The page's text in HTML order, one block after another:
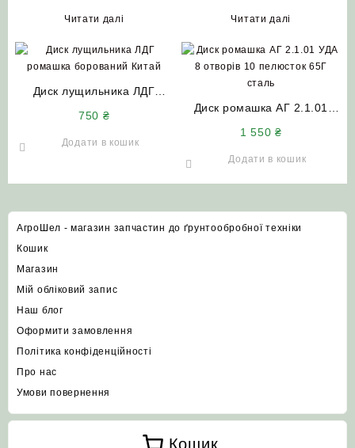
Читати далі Читати далі
Диск лущильника ЛДГ
(Китай)
750 ₴
Додати в кошик
Диск ромашка АГ 2.1.01
1 550₴
Додати в кошик
АгроШел - магазин запчастин до ґрунтообробної техніки
Кошик
Магазин
Мій обліковий запис
Наш блог
Оформити замовлення
Політика конфіденційності
Про нас
Умови повернення
Кошик